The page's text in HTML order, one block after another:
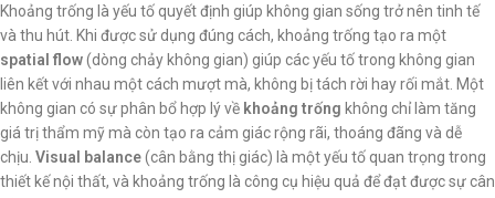
Khoảng trống là yếu tố quyết định giúp không gian sống trở nên tinh tế
và thu hút. Khi được sử dụng đúng cách, khoảng trống tạo ra một
spatial flow(dòng chảy không gian) giúp các yếu tố trong không gian
liên kết với nhau một cách mượt mà, không bị tách rời hay rối mắt. Một
không gian có sự phân bổ hợp lý về khoảng trống không chỉ làm tăng
giá trị thẩm mỹ mà còn tạo ra cảm giác rộng rãi, thoáng đãng và dễ
chịu. Visual balance(cân bằng thị giác) là một yếu tố quan trọng trong
thiết kế nội thất, và khoảng trống là công cụ hiệu quả để đạt được sự cân